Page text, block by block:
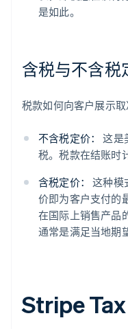
是如此。
含税与不含税
税款如何向客户展示取
不含税定价：
这是
税。税款在结账时
含税定价：
这种模
价即为客户支付的
在国际上销售产品
通常是满足当地期
Stripe